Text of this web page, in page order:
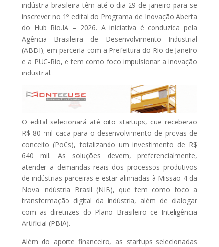
indústria brasileira têm até o dia 29 de janeiro para se
inscrever no 1º edital do Programa de Inovação Aberta
do Hub Rio.IA – 2026. A iniciativa é conduzida pela
Agência Brasileira de Desenvolvimento Industrial
(ABDI), em parceria com a Prefeitura do Rio de Janeiro
e a PUC-Rio, e tem como foco impulsionar a inovação
industrial.
O edital selecionará até oito startups, que receberão
R$ 80 mil cada para o desenvolvimento de provas de
conceito (PoCs), totalizando um investimento de R$
640 mil. As soluções devem, preferencialmente,
atender a demandas reais dos processos produtivos
de indústrias parceiras e estar alinhadas à Missão 4 da
Nova Indústria Brasil (NIB), que tem como foco a
transformação digital da indústria, além de dialogar
com as diretrizes do Plano Brasileiro de Inteligência
Artificial (PBIA).
Além do aporte financeiro, as startups selecionadas